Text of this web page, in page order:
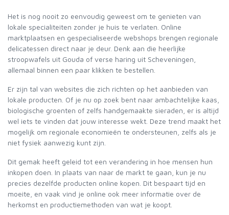
Het is nog nooit zo eenvoudig geweest om te genieten van
lokale specialiteiten zonder je huis te verlaten. Online
marktplaatsen en gespecialiseerde webshops brengen regionale
delicatessen direct naar je deur. Denk aan die heerlijke
stroopwafels uit Gouda of verse haring uit Scheveningen,
allemaal binnen een paar klikken te bestellen.
Er zijn tal van websites die zich richten op het aanbieden van
lokale producten. Of je nu op zoek bent naar ambachtelijke kaas,
biologische groenten of zelfs handgemaakte sieraden, er is altijd
wel iets te vinden dat jouw interesse wekt. Deze trend maakt het
mogelijk om regionale economieën te ondersteunen, zelfs als je
niet fysiek aanwezig kunt zijn.
Dit gemak heeft geleid tot een verandering in hoe mensen hun
inkopen doen. In plaats van naar de markt te gaan, kun je nu
precies dezelfde producten online kopen. Dit bespaart tijd en
moeite, en vaak vind je online ook meer informatie over de
herkomst en productiemethoden van wat je koopt.